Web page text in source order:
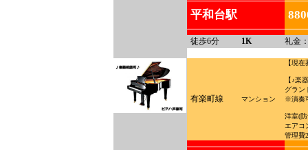
平和台駅
徒歩6分 1K 礼金
有楽町線 マンション
【現
【♪楽
グラン
※演奏
洋室(
エア
管理費